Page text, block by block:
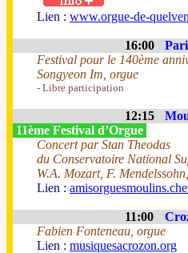
Lien : www.orgue-de-
16:00
Festival pour le 140ème
Songyeon Im, orgue
- Libre participation
12:15
11ème Festival d’Orgue
Concert par Stan Theodas
du Conservatoire National
W.A. Mozart, F.
Lien :
11:00
Fabien Fonteneau, orgue
Lien : musiquesacrozon.org